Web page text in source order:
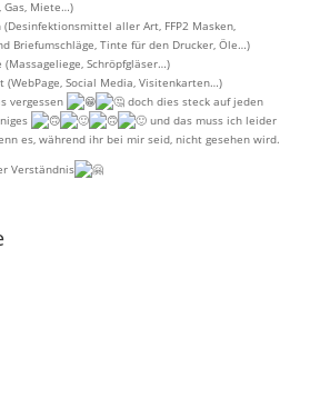
Gas, Miete…)
aller Art, FFP2 Masken,
Briefumschläge, Tinte für den Drucker, Öle…)
Schröpfgläser…)
(WebPage, Social Media, Visitenkarten…)
vergessen
doch dies steck auf jeden
und das muss ich leider
es, während ihr bei mir seid, nicht gesehen wird.
Verständnis